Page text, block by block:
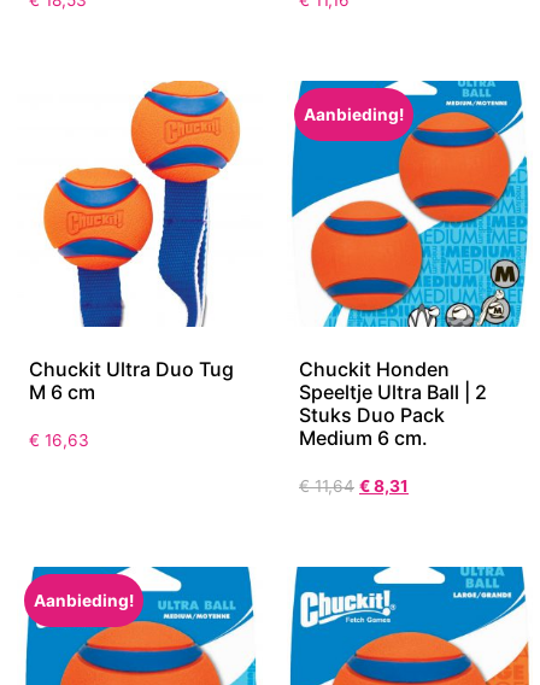
Chuckit Ultra Duo Tug
M 6 cm
€ 16,63
Aanbieding!
Chuckit Honden
Speeltje Ultra Ball | 2
Stuks Duo Pack
Medium 6 cm.
€11,64 €8,31
Aanbieding!